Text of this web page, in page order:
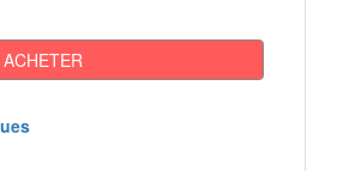
ACHETER